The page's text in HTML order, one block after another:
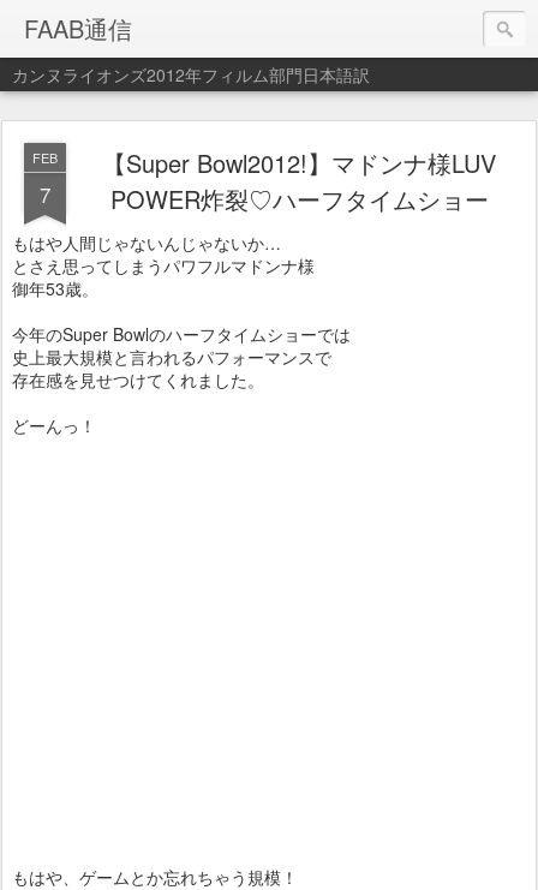
FAAB通信
カンヌライオンズ2012年フィルム部門日本語訳
FEB
7
【Super Bowl2012!】マドンナ様LUV
POWER炸裂♡ハーフタイムショー
もはや人間じゃないんじゃないか…
とさえ思ってしまうパワフルマドンナ様
御年53歳。
今年のSuper Bowlのハーフタイムショーでは
史上最大規模と言われるパフォーマンスで
存在感を見せつけてくれました。
どーんっ！
もはや、ゲームとか忘れちゃう規模！